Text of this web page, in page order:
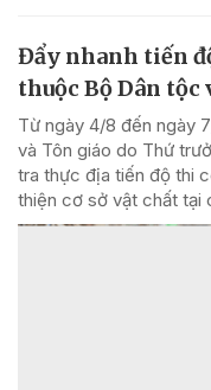
Đẩy nhanh tiến
thuộc Bộ Dân tộc
Từ ngày 4/8 đến ngày
và Tôn giáo do Thứ
tra thực địa tiến độ thi
thiện cơ sở vật chất tại